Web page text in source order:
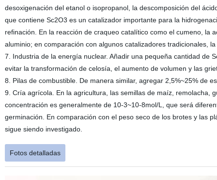
desoxigenación del etanol o isopropanol, la descomposición del
que contiene Sc2O3 es un catalizador importante para la
refinación. En la reacción de craqueo catalítico como el cumeno, la
aluminio; en comparación con algunos catalizadores tradicionales,
7. Industria de la energía nuclear. Añadir una pequeña cantidad de
evitar la transformación de celosía, el aumento de volumen y las
8. Pilas de combustible. De manera similar, agregar 2,5%~25% de
9. Cría agrícola. En la agricultura, las semillas de maíz, remolacha,
concentración es generalmente de 10-3~10-8mol/L, que será
germinación. En comparación con el peso seco de los brotes y las
sigue siendo investigado.
Fotos detalladas